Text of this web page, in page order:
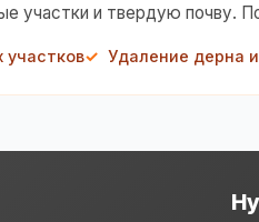
участки и твердую почву.
участков Удаление дерна